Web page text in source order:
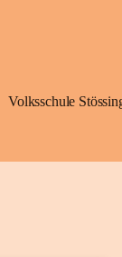
Volksschule